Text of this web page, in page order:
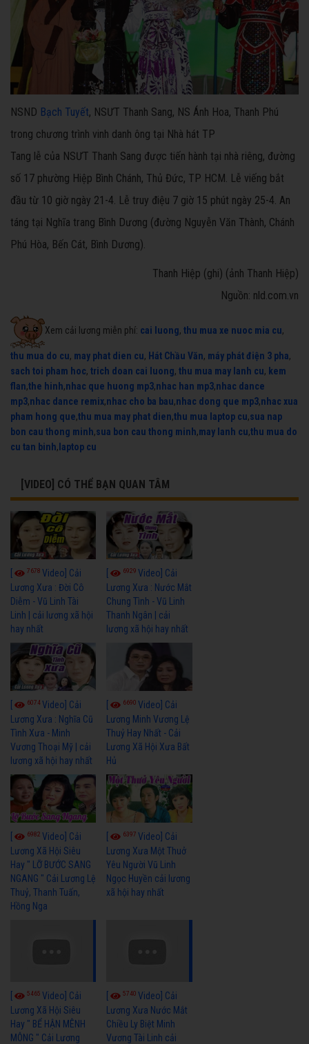
NSND Bạch Tuyết, NSƯT Thanh Sang, NS Ánh Hoa, Thanh Phú
trong chương trình vinh danh ông tại Nhà hát TP
Tang lễ của NSƯT Thanh Sang được tiến hành tại nhà riêng, đường
số 17 phường Hiệp Bình Chánh, Thủ Đức, TP HCM. Lễ viếng bắt
đầu từ 10 giờ ngày 21-4. Lễ truy điệu 7 giờ 15 phút ngày 25-4. An
táng tại Nghĩa trang Bình Dương (đường Nguyễn Văn Thành, Chánh
Phú Hòa, Bến Cát, Bình Dương).
Thanh Hiệp (ghi) (ảnh Thanh Hiệp)
Nguồn: nld.com.vn
Xem cải lương miễn phí: cai luong, thu mua xe nuoc mia cu,
thu mua do cu, may phat dien cu, Hát Chầu Văn, máy phát điện 3 pha,
sach toi pham hoc, trich doan cai luong, thu mua may lanh cu, kem
flan,the hinh,nhac que huong mp3,nhac han mp3,nhac dance
mp3,nhac dance remix,nhac cho ba bau,nhac dong que mp3,nhac xua
pham hong que,thu mua may phat dien,thu mua laptop cu,sua nap
bon cau thong minh,sua bon cau thong minh,may lanh cu,thu mua do
cu tan binh, laptop cu
[VIDEO] CÓ THỂ BẠN QUAN TÂM
7678 Video] Cải
Lương Xưa : Đời Cô
Diễm - Vũ Linh Tài
Linh | cải lương xã hội
hay nhất
6929Video] Cải
Lương Xưa : Nước Mắt
Chung Tình - Vũ Linh
Thanh Ngân | cải
lương xã hội hay nhất
6074Video] Cải
Lương Xưa : Nghĩa Cũ
Tình Xưa - Minh
Vương Thoại Mỹ | cải
lương xã hội hay nhất
6690Video] Cải
Lương Minh Vương Lệ
Thuỷ Hay Nhất - Cải
Lương Xã Hội Xưa Bất
Hủ
6982 Video] Cải
Lương Xã Hội Siêu
Hay " LỠ BƯỚC SANG
NGANG " Cải Lương Lệ
Thuỷ, Thanh Tuấn,
Hồng Nga
6397Video] Cải
Lương Xưa Một Thuở
Yêu Người Vũ Linh
Ngọc Huyền cải lương
xã hội hay nhất
5465 Video] Cải
Lương Xã Hội Siêu
Hay " BỂ HẬN MÊNH
MÔNG " Cải Lương
5740Video] Cải
Lương Xưa Nước Mắt
Chiều Ly Biệt Minh
Vương Tài Linh cải